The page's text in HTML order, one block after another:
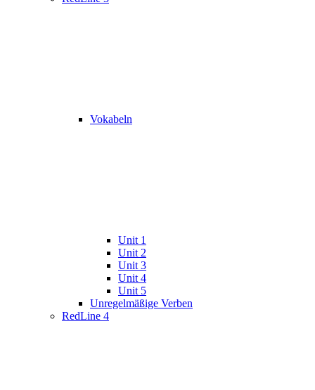
Vokabeln
Unit 1
Unit 2
Unit 3
Unit 4
Unit 5
Unregelmäßige Verben
RedLine 4